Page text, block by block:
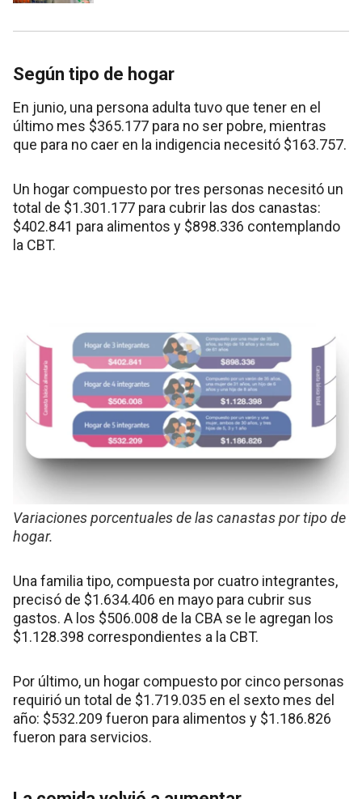
Según tipo de hogar
En junio, una persona adulta tuvo que tener en el
último mes $365.177 para no ser pobre, mientras
que para no caer en la indigencia necesitó $163.757.
Un hogar compuesto por tres personas necesitó un
total de $1.301.177 para cubrir las dos canastas:
$402.841 para alimentos y $898.336 contemplando
la CBT.
Variaciones porcentuales de las canastas por tipo de
hogar.
Una familia tipo, compuesta por cuatro integrantes,
precisó de $1.634.406 en mayo para cubrir sus
gastos. A los $506.008 de la CBA se le agregan los
$1.128.398 correspondientes a la CBT.
Por último, un hogar compuesto por cinco personas
requirió un total de $1.719.035 en el sexto mes del
año: $532.209 fueron para alimentos y $1.186.826
fueron para servicios.